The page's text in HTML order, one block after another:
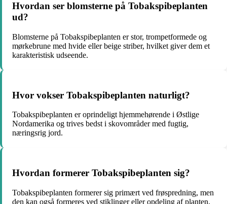
Hvordan ser blomsterne på Tobakspibeplanten
ud?
Blomsterne på Tobakspibeplanten er stor, trompetformede og
mørkebrune med hvide eller beige striber, hvilket giver dem et
karakteristisk udseende.
Hvor vokser Tobakspibeplanten naturligt?
Tobakspibeplanten er oprindeligt hjemmehørende i Østlige
Nordamerika og trives bedst i skovområder med fugtig,
næringsrig jord.
Hvordan formerer Tobakspibeplanten sig?
Tobakspibeplanten formerer sig primært ved frøspredning, men
den kan også formeres ved stiklinger eller opdeling af planten.